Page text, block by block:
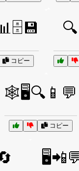
コピー
🕸️🖥️🔍📱💬
コピー